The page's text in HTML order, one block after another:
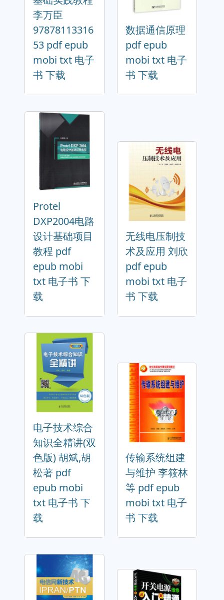
李万臣
97878113316
53 pdf epub
mobi txt 电子
书 下载
数据通信原理
pdf epub
mobi txt 电子
书 下载
Protel
DXP2004电路
设计基础项目
教程 pdf
epub mobi
txt 电子书 下
载
无线电压制技
术及应用 刘欣
pdf epub
mobi txt 电子
书 下载
电子技术综合
知识全精讲(双
色版) 胡斌,胡
松著 pdf
epub mobi
txt 电子书 下
载
传输系统组建
与维护 李筱林
等 pdf epub
mobi txt 电子
书 下载